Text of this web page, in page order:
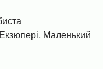
Маленький